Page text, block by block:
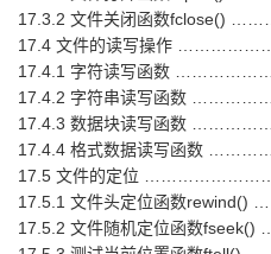
17.3.2 文件关闭函数fclose()
17.4 文件的读写操作
17.4.1 字符读写函数
17.4.2 字符串读写函数
17.4.3 数据块读写函数
17.4.4 格式数据读写函数
17.5 文件的定位
17.5.1 文件头定位函数
17.5.2 文件随机定位函数